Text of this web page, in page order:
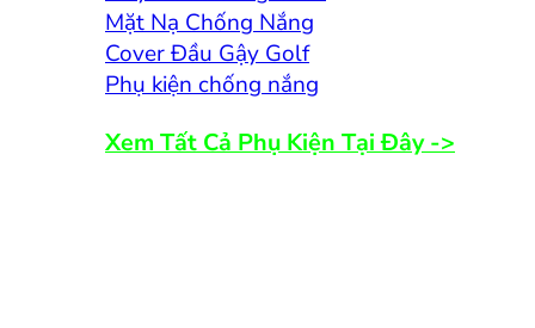
Mặt Nạ Chống Nắng
Cover Đầu Gậy Golf
Phụ kiện chống nắng
Xem Tất Cả Phụ Kiện Tại Đây ->